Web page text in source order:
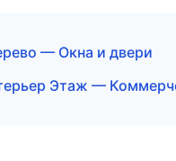
— Окна и двери
Этаж —